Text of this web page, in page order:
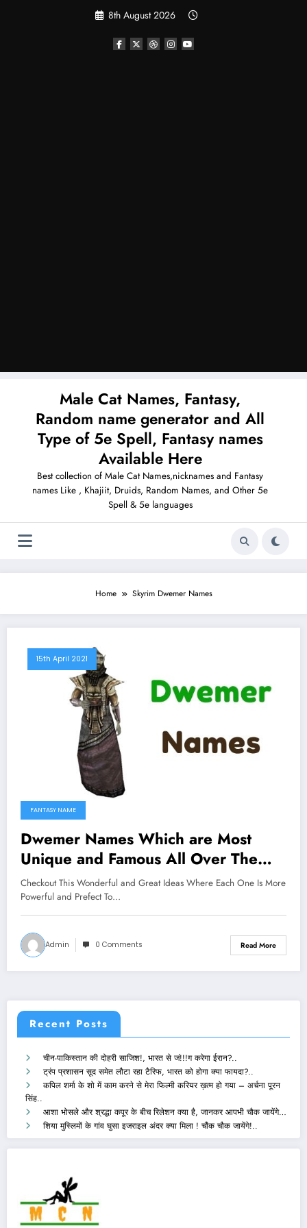
8th August 2026
Male Cat Names, Fantasy,
Random name generator and All
Type of 5e Spell, Fantasy names
Available Here
Best collection of Male Cat Names,nicknames and Fantasy
names Like , Khajiit, Druids, Random Names, and Other 5e
Spell & 5e languages
Home Skyrim Dwemer Names
15th April 2021
FANTASY NAME
Dwemer Names Which are Most
Unique and Famous All Over The
Worlds
Checkout This Wonderful and Great Ideas Where Each One Is More
Powerful and Prefect To…
Admin 0 Comments Read More
Recent Posts
चीन-पाकिस्तान की दोहरी साजिश!, भारत से जं!!!ग करेगा ईरान?..
ट्रंप प्रशासन सूद समेत लौटा रहा टैरिफ, भारत को होगा क्या फायदा?..
कपिल शर्मा के शो में काम करने से मेरा फिल्मी करियर ख़त्म हो गया – अर्चना पूरन
सिंह..
आशा भोसले और श्रद्धा कपूर के बीच रिलेशन क्या है, जानकर आपभी चौक जायेंगे…
शिया मुस्लिमों के गांव घुसा इजराइल अंदर क्या मिला ! चौंक चौक जायेंगे!..